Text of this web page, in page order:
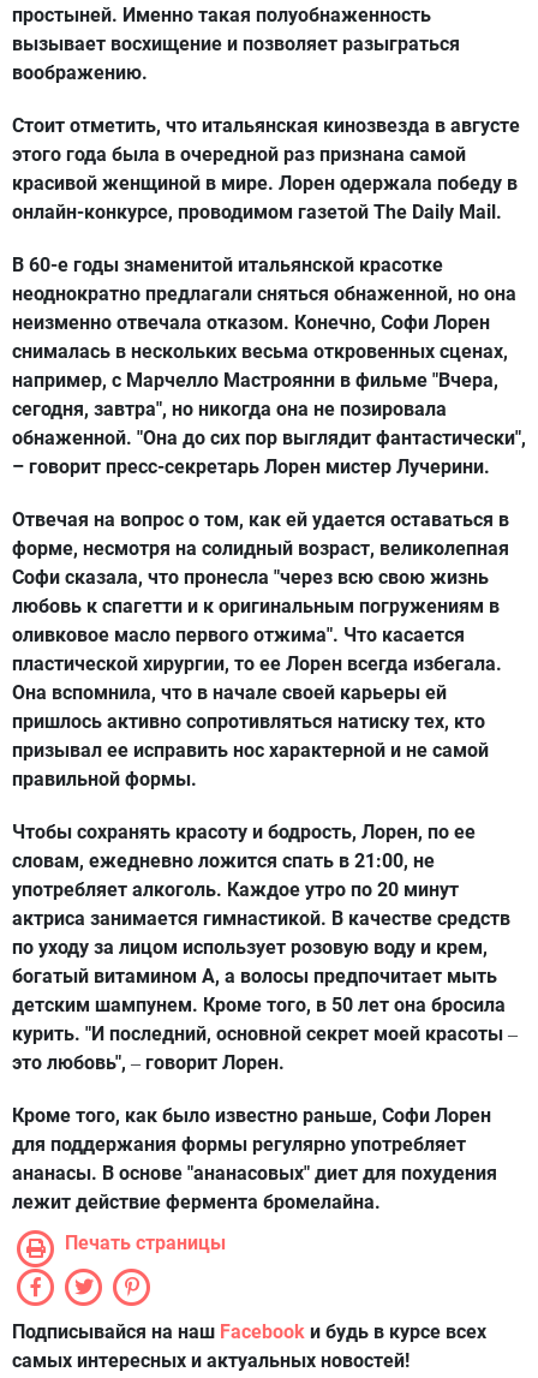
простыней. Именно такая полуобнаженность
вызывает восхищение и позволяет разыграться
воображению.
Стоит отметить, что итальянская кинозвезда в августе
этого года была в очередной раз признана самой
красивой женщиной в мире. Лорен одержала победу в
онлайн-конкурсе, проводимом газетой The Daily Mail.
В 60-е годы знаменитой итальянской красотке
неоднократно предлагали сняться обнаженной, но она
неизменно отвечала отказом. Конечно, Софи Лорен
снималась в нескольких весьма откровенных сценах,
например, с Марчелло Мастроянни в фильме "Вчера,
сегодня, завтра", но никогда она не позировала
обнаженной. "Она до сих пор выглядит фантастически",
– говорит пресс-секретарь Лорен мистер Лучерини.
Отвечая на вопрос о том, как ей удается оставаться в
форме, несмотря на солидный возраст, великолепная
Софи сказала, что пронесла "через всю свою жизнь
любовь к спагетти и к оригинальным погружениям в
оливковое масло первого отжима". Что касается
пластической хирургии, то ее Лорен всегда избегала.
Она вспомнила, что в начале своей карьеры ей
пришлось активно сопротивляться натиску тех, кто
призывал ее исправить нос характерной и не самой
правильной формы.
Чтобы сохранять красоту и бодрость, Лорен, по ее
словам, ежедневно ложится спать в 21:00, не
употребляет алкоголь. Каждое утро по 20 минут
актриса занимается гимнастикой. В качестве средств
по уходу за лицом использует розовую воду и крем,
богатый витамином А, а волосы предпочитает мыть
детским шампунем. Кроме того, в 50 лет она бросила
курить. "И последний, основной секрет моей красоты –
это любовь", – говорит Лорен.
Кроме того, как было известно раньше, Софи Лорен
для поддержания формы регулярно употребляет
ананасы. В основе "ананасовых" диет для похудения
лежит действие фермента бромелайна.
Печать страницы
Подписывайся на наш Facebook и будь в курсе всех
самых интересных и актуальных новостей!